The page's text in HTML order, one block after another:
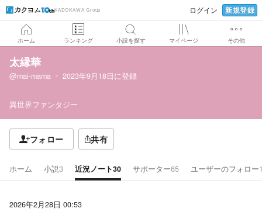
KADOKAWA Group ログイン 新規登録
ホーム ランキング 小説を探す マイページ その他
太縁華
@mai-mama 2023年9月18日に登録
異世界ファンタジー
フォロー 共有
ホーム 小説3 近況ノート30 サポーター65 ユーザーのフォロー
2026年2月28日 00:53